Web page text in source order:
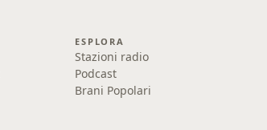
ESPLORA
Stazioni radio
Podcast
Brani Popolari